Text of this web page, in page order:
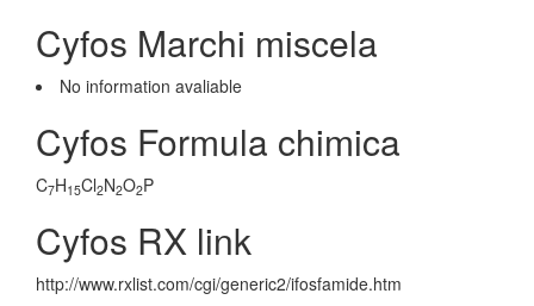
Cyfos Marchi miscela
No information avaliable
Cyfos Formula chimica
C7H15Cl2N2O2P
Cyfos RX link
http://www.rxlist.com/cgi/generic2/ifosfamide.htm